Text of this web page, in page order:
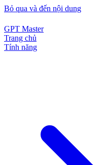
Bỏ qua và đến nội dung
GPT Master
Trang chủ
Tính năng